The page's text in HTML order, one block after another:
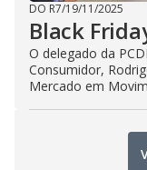
DO R7/19/11/2025
Black
O delegado da
Consumidor,
Mercado em